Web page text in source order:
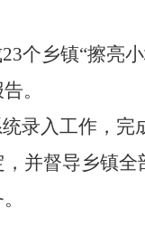
23个乡镇“擦亮
。
录入工作，完
并督导乡镇全